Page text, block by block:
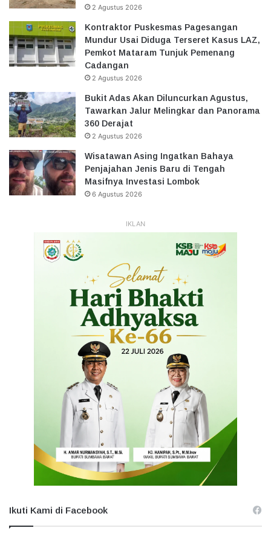
2 Agustus 2026
Kontraktor Puskesmas Pagesangan
Mundur Usai Diduga Terseret Kasus LAZ,
Pemkot Mataram Tunjuk Pemenang
Cadangan
2 Agustus 2026
Bukit Adas Akan Diluncurkan Agustus,
Tawarkan Jalur Melingkar dan Panorama
360 Derajat
2 Agustus 2026
Wisatawan Asing Ingatkan Bahaya
Penjajahan Jenis Baru di Tengah
Masifnya Investasi Lombok
6 Agustus 2026
IKLAN
Ikuti Kami di Facebook